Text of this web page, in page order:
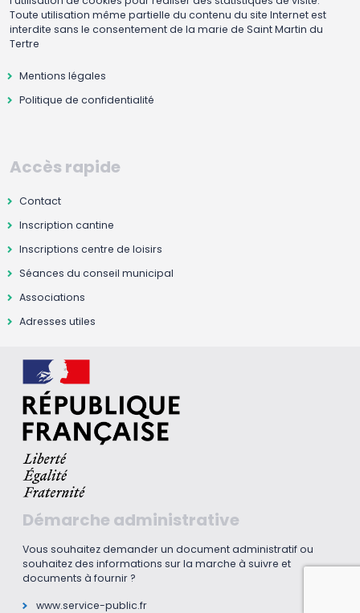
Toute utilisation même partielle du contenu du site Internet est
interdite sans le consentement de la marie de Saint Martin du
Tertre
Mentions légales
Politique de confidentialité
Accès rapide
Contact
Inscription cantine
Inscriptions centre de loisirs
Séances du conseil municipal
Associations
Adresses utiles
Démarche administrative
Vous souhaitez demander un document administratif ou
souhaitez des informations sur la marche à suivre et
documents à fournir ?
www.service-public.fr